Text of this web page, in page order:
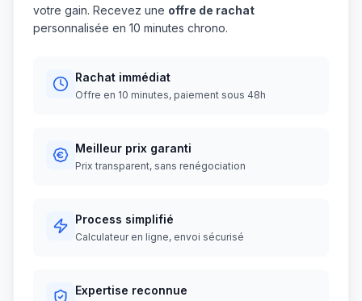
votre gain. Recevez une offre de rachat
personnalisée en 10 minutes chrono.
Rachat immédiat
Offre en 10 minutes, paiement sous 48h
Meilleur prix garanti
Prix transparent, sans renégociation
Process simplifié
Calculateur en ligne, envoi sécurisé
Expertise reconnue